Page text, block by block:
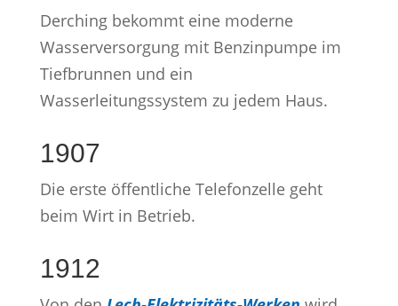
Derching bekommt eine moderne
Wasserversorgung mit Benzinpumpe im
Tiefbrunnen und ein
Wasserleitungssystem zu jedem Haus.
1907
Die erste öffentliche Telefonzelle geht
beim Wirt in Betrieb.
1912